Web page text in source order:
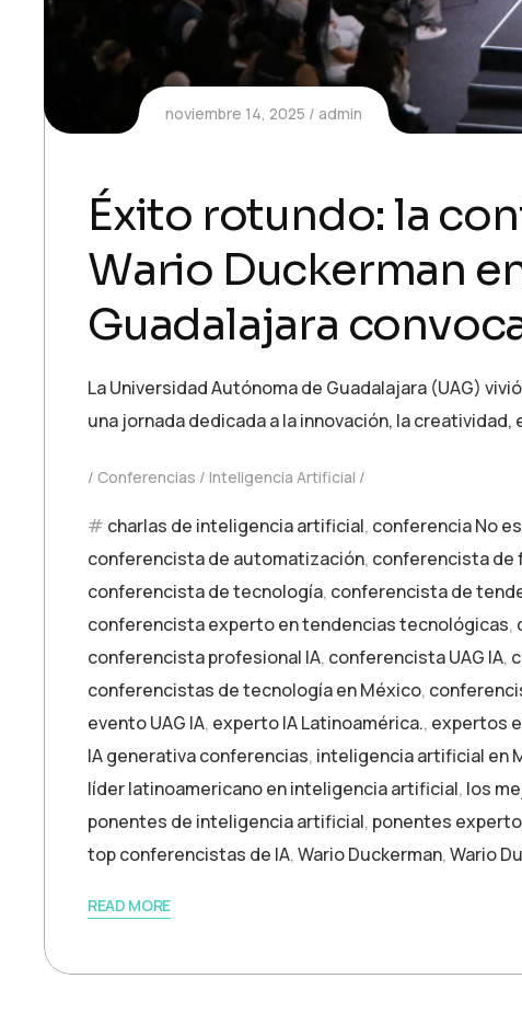
noviembre 14, 2025 admin
Éxito rotundo: la
Wario Duckerman
Guadalajara
La Universidad Autónoma de Guadalajara (UAG)
una jornada dedicada a la innovación, la
Conferencias Inteligencia Artificial
charlas de inteligencia artificial, conferencia No
conferencista de automatización, conferencista de
conferencista de tecnología, conferencista de
conferencista experto en tendencias tecnológicas,
conferencista profesional IA, conferencista UAG IA,
conferencistas de tecnología en México,
evento UAG IA, experto IA Latinoamérica., expertos
IA generativa conferencias, inteligencia artificial en
líder latinoamericano en inteligencia artificial, los
ponentes de inteligencia artificial, ponentes
top conferencistas de IA,Wario Duckerman,Wario
READ MORE